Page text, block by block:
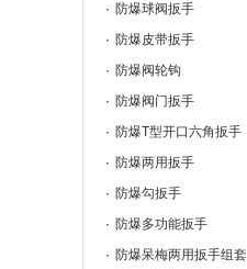
防爆球阀扳手
防爆皮带扳手
防爆阀轮钩
防爆阀门扳手
防爆T型开口六角扳手
防爆两用扳手
防爆勾扳手
防爆多功能扳手
防爆呆梅两用扳手组套